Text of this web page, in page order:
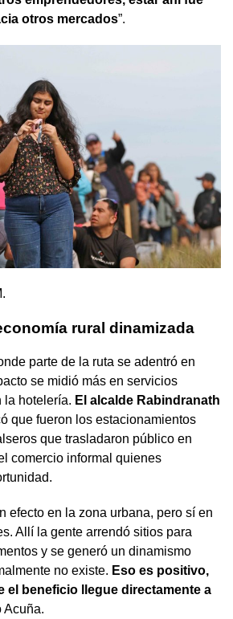
otros mercados”.
rural dinamizada
parte de la ruta se adentró en
se midió más en servicios
la hotelería. El alcalde Rabindranath
que fueron los estacionamientos
que trasladaron público en
comercio informal quienes
efecto en la zona urbana, pero sí en
Allí la gente arrendó sitios para
y se generó un dinamismo
no existe. Eso es positivo,
el beneficio llegue directamente a
Acuña.